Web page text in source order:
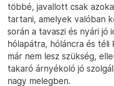
többé, javallott csak
tartani, amelyek valóban
során a tavaszi és nyári jó
hólapátra, hóláncra és
már nem lesz szükség,
takaró árnyékoló jó
nagy melegben.